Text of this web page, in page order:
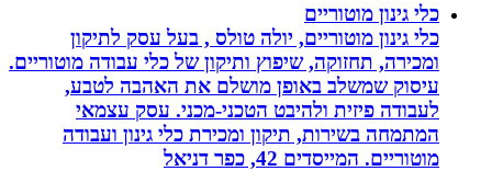
כלי גינון מוטוריים
כלי גינון מוטוריים, יולה טולס , בעל עסק לתיקון
ומכירה, תחזוקה, שיפוץ ותיקון של כלי עבודה מוטוריים.
עיסוק שמשלב באופן מושלם את האהבה לטבע,
לעבודה פיזית ולהיבט הטכני-מכני. עסק עצמאי
המתמחה בשירות, תיקון ומכירת כלי גינון ועבודה
מוטוריים. המייסדים 42, כפר דניאל